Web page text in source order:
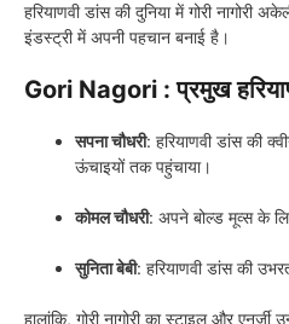
हरियाणवी डांस की दुनिया में गोरी नागोरी
इंडस्ट्री में अपनी पहचान बनाई है।
Gori Nagori :प्रमुख
सपना चौधरी: हरियाणवी डांस की
ऊंचाइयों तक पहुंचाया।
कोमल चौधरी: अपने बोल्ड मूव्स के
सुनिता बेबी: हरियाणवी डांस की
हालांकि, गोरी नागोरी का स्टाइल और